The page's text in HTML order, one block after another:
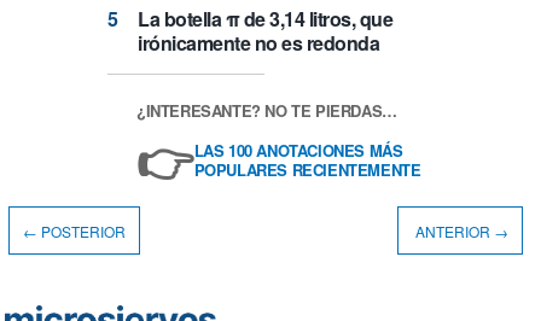
La botella π de 3,14 litros, que
irónicamente no es redonda
¿INTERESANTE? NO TE PIERDAS…
👉LAS 100 ANOTACIONES MÁS
POPULARES RECIENTEMENTE
← POSTERIOR ANTERIOR →